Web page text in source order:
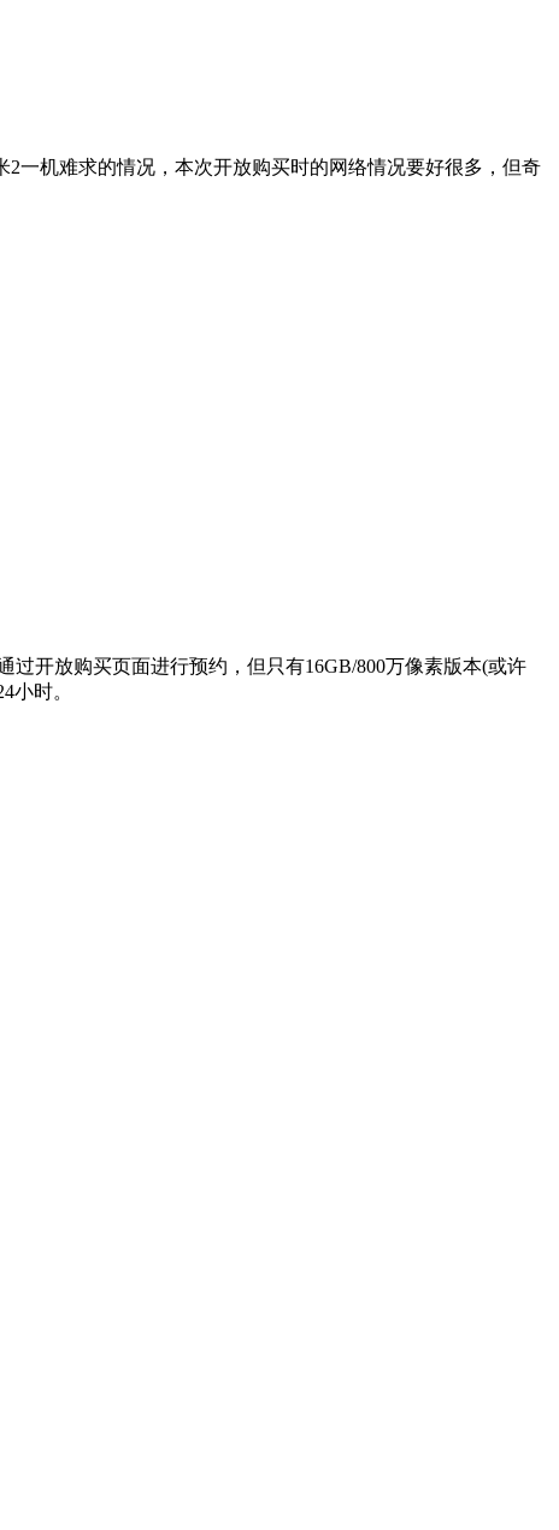
一机难求的情况，本次开放购买时的网络情况要好很多，但奇
开放购买页面进行预约，但只有16GB/800万像素版本(或许
小时。